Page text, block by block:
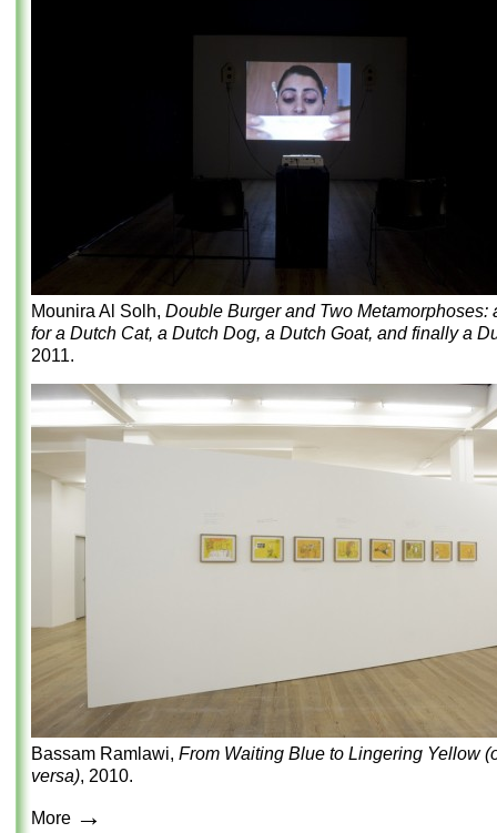
Mounira Al Solh, Double Burger and Two Metamorphoses:
for a Dutch Cat, a Dutch Dog, a Dutch Goat, and finally a
2011.
Bassam Ramlawi, From Waiting Blue to Lingering Yellow
versa), 2010.
More →